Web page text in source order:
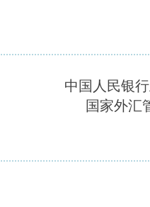
中国人民银
国家外汇